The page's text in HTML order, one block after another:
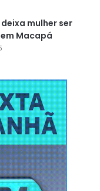
mulher ser
Macapá